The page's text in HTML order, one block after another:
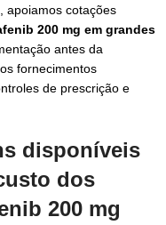
apoiamos cotações
200 mg em grandes
antes da
fornecimentos
de prescrição e
disponíveis
dos
200 mg